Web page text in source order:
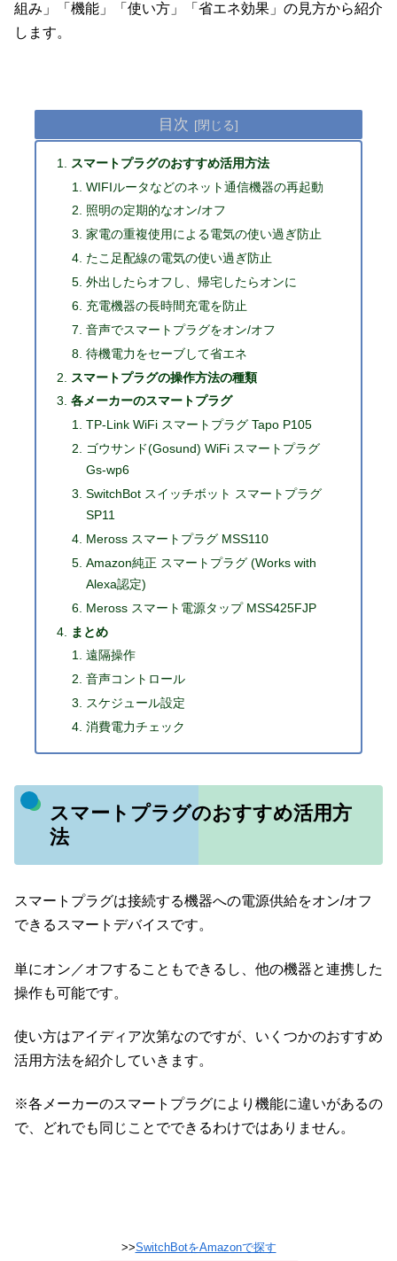
組み」「機能」「使い方」「省エネ効果」の見方から紹介
します。
目次
スマートプラグのおすすめ活用方法
WIFIルータなどのネット通信機器の再起動
照明の定期的なオン/オフ
家電の重複使用による電気の使い過ぎ防止
たこ足配線の電気の使い過ぎ防止
外出したらオフし、帰宅したらオンに
充電機器の長時間充電を防止
音声でスマートプラグをオン/オフ
待機電力をセーブして省エネ
スマートプラグの操作方法の種類
各メーカーのスマートプラグ
TP-Link WiFi スマートプラグ Tapo P105
ゴウサンド(Gosund) WiFi スマートプラグ
Gs-wp6
SwitchBot スイッチボット スマートプラグ
SP11
Meross スマートプラグ MSS110
Amazon純正 スマートプラグ (Works with
Alexa認定)
Meross スマート電源タップ MSS425FJP
まとめ
遠隔操作
音声コントロール
スケジュール設定
消費電力チェック
スマートプラグのおすすめ活用方
法
スマートプラグは接続する機器への電源供給をオン/オフ
できるスマートデバイスです。
単にオン／オフすることもできるし、他の機器と連携した
操作も可能です。
使い方はアイディア次第なのですが、いくつかのおすすめ
活用方法を紹介していきます。
※各メーカーのスマートプラグにより機能に違いがあるの
で、どれでも同じことでできるわけではありません。
>>SwitchBotをAmazonで探す